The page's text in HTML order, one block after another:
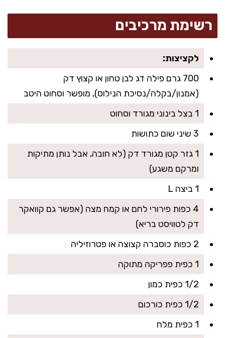
רשימת מרכיבים
לקציצות:
700 גרם פילה דג לבן טחון או קצוץ דק
(אמנון/בקלה/נסיכת הנילוס), מופשר וסחוט היטב
1 בצל בינוני מגורד וסחוט
3 שיני שום כתושות
1 גזר קטן מגורד דק (לא חובה, אבל נותן מתיקות
ומרקם משגע)
1 ביצה L
4 כפות פירורי לחם או קמח מצה (אפשר גם קוואקר
דק לטוויסט בריא)
2 כפות כוסברה קצוצה או פטרוזיליה
1 כפית פפריקה מתוקה
1/2 כפית כמון
1/2 כפית כורכום
1 כפית מלח